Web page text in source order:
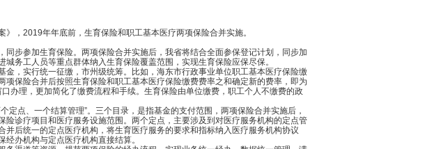
2019年年底前，生育保险和职工基本医疗两项保险合并实施。
步参加生育保险。两项保险合并实施后，我省将结合全面参保登记计划，同步加
务工人员等重点群体纳入生育保险覆盖范围，实现生育保险应保尽保。
，实行统一征缴，市州级统筹。比如，海东市行政事业单位职工基本医疗保险缴
保险合并后按照生育保险和职工基本医疗保险缴费费率之和确定新的费率，即为
办理，更加简化了缴费流程和手续。生育保险由单位缴费，职工个人不缴费的政
点、一个结算管理”。三个目录，是指基金的支付范围，两项保险合并实施后，
诊疗项目和医疗服务设施范围。两个定点，主要涉及到对医疗服务机构的定点管
后统一的定点医疗机构，将生育医疗服务的要求和指标纳入医疗服务机构协议
办机构与定点医疗机构直接结算。